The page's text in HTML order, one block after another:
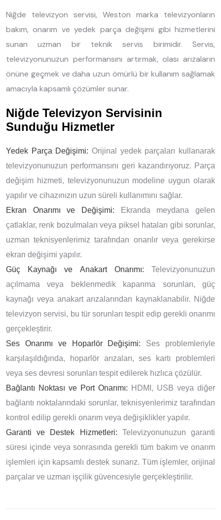
Niğde televizyon servisi, Weston marka televizyonların
bakım, onarım ve yedek parça değişimi gibi hizmetlerini
sunan uzman bir teknik servis birimidir. Servis,
televizyonunuzun performansını artırmak, olası arızaların
önüne geçmek ve daha uzun ömürlü bir kullanım sağlamak
amacıyla kapsamlı çözümler sunar.
Niğde Televizyon Servisinin
Sunduğu Hizmetler
Yedek Parça Değişimi: Orijinal yedek parçaları kullanarak
televizyonunuzun performansını geri kazandırıyoruz. Parça
değişim hizmeti, televizyonunuzun modeline uygun olarak
yapılır ve cihazınızın uzun süreli kullanımını sağlar.
Ekran Onarımı ve Değişimi: Ekranda meydana gelen
çatlaklar, renk bozulmaları veya piksel hataları gibi sorunlar,
uzman teknisyenlerimiz tarafından onarılır veya gerekirse
ekran değişimi yapılır.
Güç Kaynağı ve Anakart Onarımı: Televizyonunuzun
açılmama veya beklenmedik kapanma sorunları, güç
kaynağı veya anakart arızalarından kaynaklanabilir. Niğde
televizyon servisi, bu tür sorunları tespit edip gerekli onarımı
gerçekleştirir.
Ses Onarımı ve Hoparlör Değişimi: Ses problemleriyle
karşılaşıldığında, hoparlör arızaları, ses kartı problemleri
veya ses devresi sorunları tespit edilerek hızlıca çözülür.
Bağlantı Noktası ve Port Onarımı: HDMI, USB veya diğer
bağlantı noktalarındaki sorunlar, teknisyenlerimiz tarafından
kontrol edilip gerekli onarım veya değişiklikler yapılır.
Garanti ve Destek Hizmetleri: Televizyonunuzun garanti
süresi içinde veya sonrasında gerekli tüm bakım ve onarım
işlemleri için kapsamlı destek sunarız. Tüm işlemler, orijinal
parçalar ve uzman işçilik güvencesiyle gerçekleştirilir.